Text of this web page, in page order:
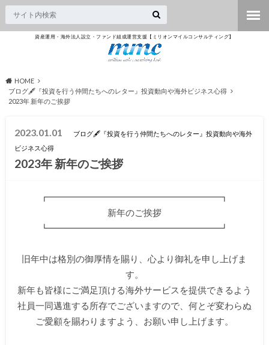
資産運用・海外法人設立・ファンド組成運営支援【ミリオンマイルコンサルティング】
HOME
ブログ🖋『投資を行う仲間たちへのレター』投資動向や海外ビジネス心得
2023年 新年のご挨拶
2023.01.01
ブログ🖋『投資を行う仲間たちへのレター』投資動向や海外
ビジネス心得
2023年 新年のご挨拶
┏━━━━━━━━━━━━━━━━━━━┓
新年のご挨拶
┗━━━━━━━━━━━━━━━━━━━┛
旧年中は格別の御厚情を賜り、心より御礼を申し上げま
す。
新年も皆様にご満足頂ける海外サービスを提供できるよう
社員一同邁進する所存でございますので、何とぞ変わらぬ
ご愛顧を賜わりますよう、お願い申し上げます。